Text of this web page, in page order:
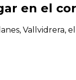
en el
Vallvidrera,